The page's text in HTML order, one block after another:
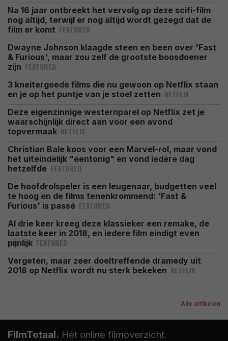
Na 16 jaar ontbreekt het vervolg op deze scifi-film
nog altijd, terwijl er nog altijd wordt gezegd dat de
film er komt FEATURED
Dwayne Johnson klaagde steen en been over 'Fast
& Furious', maar zou zelf de grootste boosdoener
zijn FEATURED
3 kneitergoede films die nu gewoon op Netflix staan
en je op het puntje van je stoel zetten NETFLIX
Deze eigenzinnige westernparel op Netflix zet je
waarschijnlijk direct aan voor een avond
topvermaak NETFLIX
Christian Bale koos voor een Marvel-rol, maar vond
het uiteindelijk "eentonig" en vond iedere dag
hetzelfde FEATURED
De hoofdrolspeler is een leugenaar, budgetten veel
te hoog en de films tenenkrommend: 'Fast &
Furious' is passé FEATURED
Al drie keer kreeg deze klassieker een remake, de
laatste keer in 2018, en iedere film eindigt even
pijnlijk FEATURED
Vergeten, maar zeer doeltreffende dramedy uit
2018 op Netflix wordt nu sterk bekeken NETFLIX
Alle artikelen
FilmTotaal. Hét online filmoverzicht.